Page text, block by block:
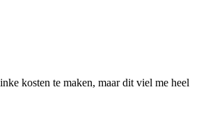
kosten te maken, maar dit viel me heel